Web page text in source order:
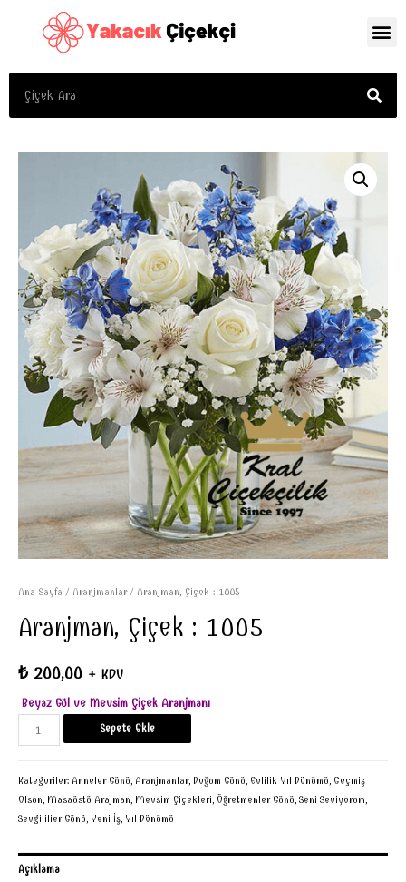
Ana Sayfa / Aranjmanlar/ Aranjman, Çiçek : 1005
Aranjman, Çiçek : 1005
₺200,00 + KDV
Beyaz Gül ve Mevsim Çiçek Aranjmanı
Sepete Ekle
Kategoriler: Anneler Günü, Aranjmanlar, Doğum Günü, Evlilik Yıl Dönümü, Geçmiş
Olsun, Masaüstü Arajman, Mevsim Çiçekleri, Öğretmenler Günü, Seni Seviyorum,
Sevgililier Günü, Yeni İş, Yıl Dönümü
Açıklama